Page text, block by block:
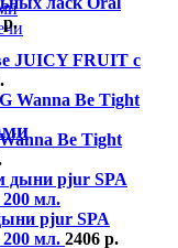
р.
JUICY FRUIT с
Be Tight
pjur SPA
200 мл. 2406 р.